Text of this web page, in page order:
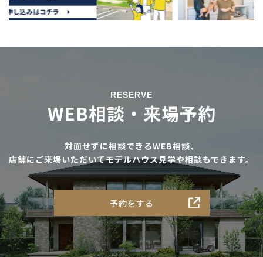
RESERVE
WEB相談・来場予約
対面せずに相談できるWEB相談、
店舗にご来場いただいてモデルハウス見学や相談もできます。
予約をする